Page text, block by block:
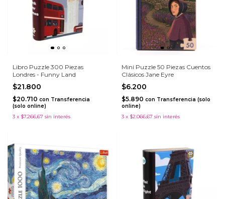
Libro Puzzle 300 Piezas
Londres - Funny Land
$21.800
$20.710 con Transferencia
(solo online)
3 x $7.266,67 sin interés
Mini Puzzle 50 Piezas Cuentos
Clásicos Jane Eyre
$6.200
$5.890 con Transferencia (solo
online)
3 x $2.066,67 sin interés